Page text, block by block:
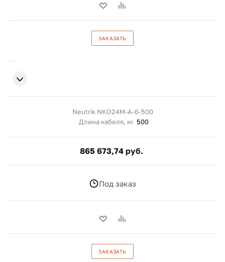
ЗАКАЗАТЬ
Neutrik NKO24M-A-6-500
Длина кабеля, м: 500
865 673,74 руб.
Под заказ
ЗАКАЗАТЬ